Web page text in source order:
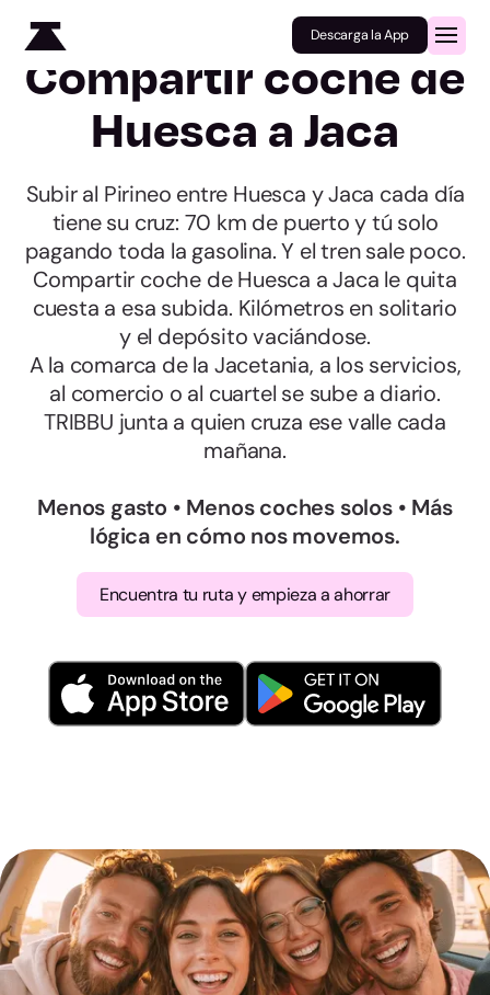
Descarga la App
Compartir coche de
Huesca a Jaca
Subir al Pirineo entre Huesca y Jaca cada día
tiene su cruz: 70 km de puerto y tú solo
pagando toda la gasolina. Y el tren sale poco.
Compartir coche de Huesca a Jaca le quita
cuesta a esa subida. Kilómetros en solitario
y el depósito vaciándose.
A la comarca de la Jacetania, a los servicios,
al comercio o al cuartel se sube a diario.
TRIBBU junta a quien cruza ese valle cada
mañana.
Menos gasto • Menos coches solos • Más
lógica en cómo nos movemos.
Encuentra tu ruta y empieza a ahorrar